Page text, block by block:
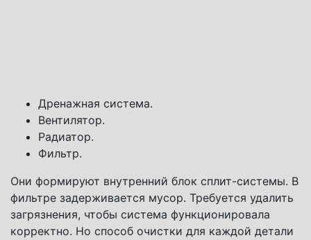
Дренажная система.
Вентилятор.
Радиатор.
Фильтр.
Они формируют внутренний блок сплит-системы. В
фильтре задерживается мусор. Требуется удалить
загрязнения, чтобы система функционировала
корректно. Но способ очистки для каждой детали